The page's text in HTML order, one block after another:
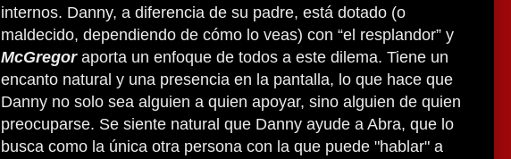
internos. Danny, a diferencia de su padre, está dotado (o
maldecido, dependiendo de cómo lo veas) con “el resplandor” y
McGregoraporta un enfoque de todos a este dilema. Tiene un
encanto natural y una presencia en la pantalla, lo que hace que
Danny no solo sea alguien a quien apoyar, sino alguien de quien
preocuparse. Se siente natural que Danny ayude a Abra, que lo
busca como la única otra persona con la que puede "hablar" a